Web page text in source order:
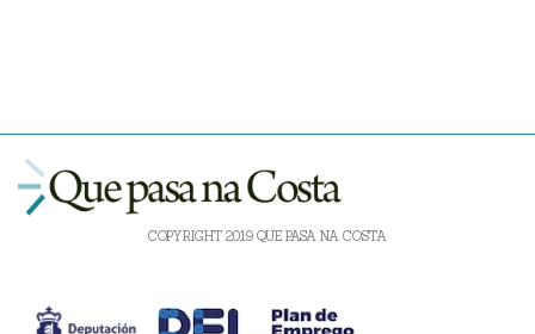
COPYRIGHT 2019 QUE PASA NA COSTA